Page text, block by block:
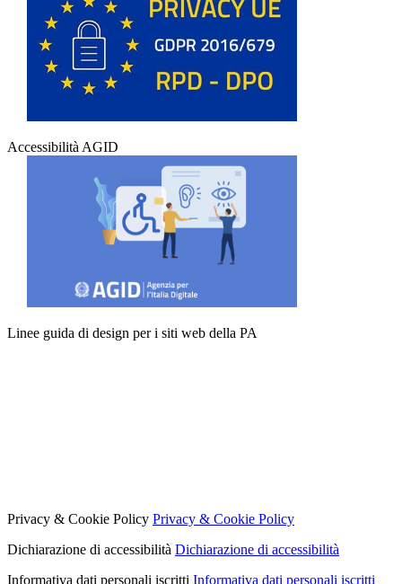
Accessibilità AGID
Linee guida di design per i siti web della PA
Privacy & Cookie Policy Privacy & Cookie Policy
Dichiarazione di accessibilità Dichiarazione di accessibilità
Informativa dati personali iscritti Informativa dati personali iscritti